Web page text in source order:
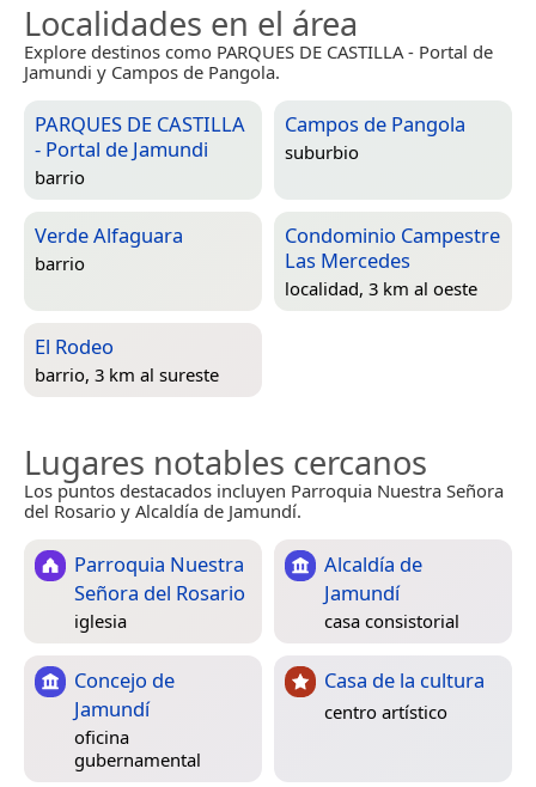
Localidades en el área
Explore destinos como PARQUES DE CASTILLA - Portal de
Jamundi y Campos de Pangola.
PARQUES DE CASTILLA
- Portal de Jamundi
barrio
Campos de Pangola
suburbio
Verde Alfaguara
barrio
Condominio Campestre
Las Mercedes
localidad, 3 km al oeste
El Rodeo
barrio, 3 km al sureste
Lugares notables cercanos
Los puntos destacados incluyen Parroquia Nuestra Señora
del Rosario y Alcaldía de Jamundí.
Parroquia Nuestra
Señora del Rosario
iglesia
Alcaldía de
Jamundí
casa consistorial
Concejo de
Jamundí
oficina
gubernamental
Casa de la cultura
centro artístico